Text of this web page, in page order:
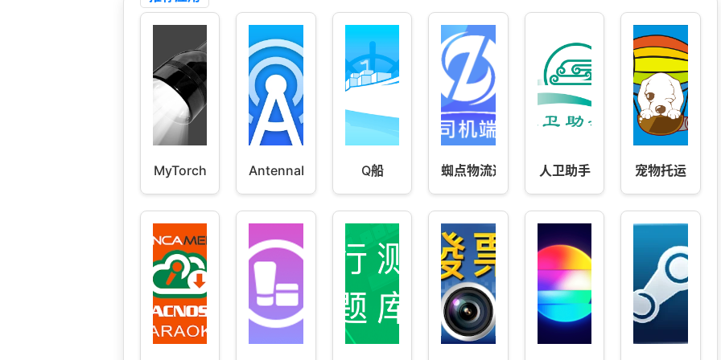
MyTorch AntennaPod Q船 蜘点物流通司机端人卫助手 宠物托运